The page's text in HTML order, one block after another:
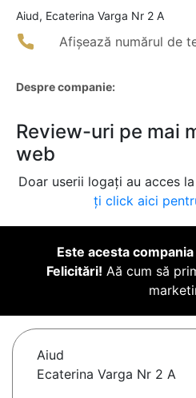
Aiud, Ecaterina Varga Nr 2 A
Afișează numărul de
Despre companie:
Review-uri pe mai
web
Doar userii logați au acces
ți click aici
Este acesta
Felicitări! Aă cum să
Aiud
Ecaterina Varga Nr 2 A